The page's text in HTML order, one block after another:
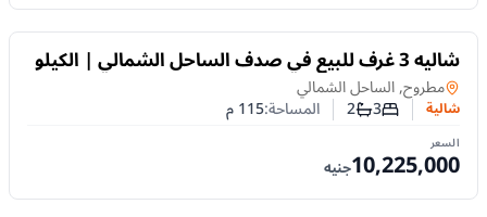
للبيع شاليه 3 غرف للبيع في صدف الساحل الشمالي | الكيلو
68 وتقسيط حتى 10 سنواتشاليةفي
مطروح, الساحل الشمالي
شالية عدد غرف النوم
3عدد الحمامات
2 المساحة:115م
السعر
10,225,000جنيه